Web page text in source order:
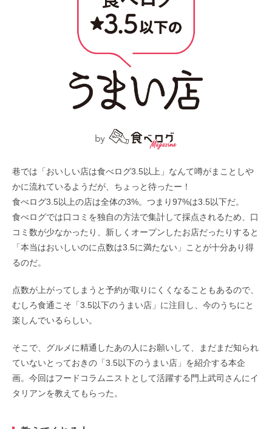
巷では「おいしい店は食べログ3.5以上」なんて噂がまことしや
かに流れているようだが、ちょっと待ったー！
食べログ3.5以上の店は全体の3%。つまり97%は3.5以下だ。
食べログでは口コミを独自の方法で集計して採点されるため、口
コミ数が少なかったり、新しくオープンしたお店だったりすると
「本当はおいしいのに点数は3.5に満たない」ことが十分あり得
るのだ。
点数が上がってしまうと予約が取りにくくなることもあるので、
むしろ食通こそ「3.5以下のうまい店」に注目し、今のうちにと
楽しんでいるらしい。
そこで、グルメに精通したあの人にお願いして、まだまだ知られ
ていないとっておきの「3.5以下のうまい店」を紹介する本企
画。今回はフードコラムニストとして活躍する門上武司さんにイ
タリアンを教えてもらった。